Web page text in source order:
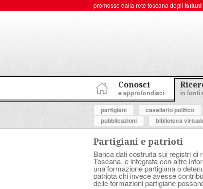
promosso dalla rete toscana degli Istituti
Conosci
e approfondisci in fonti
partigiani
casellario politico
pubblicazioni
biblioteca
Partigiani e patrioti
Banca dati costruita sui registri di
Toscana, e integrata con altre
una formazione partigiana o
patriota chi invece avesse
delle formazioni partigiane